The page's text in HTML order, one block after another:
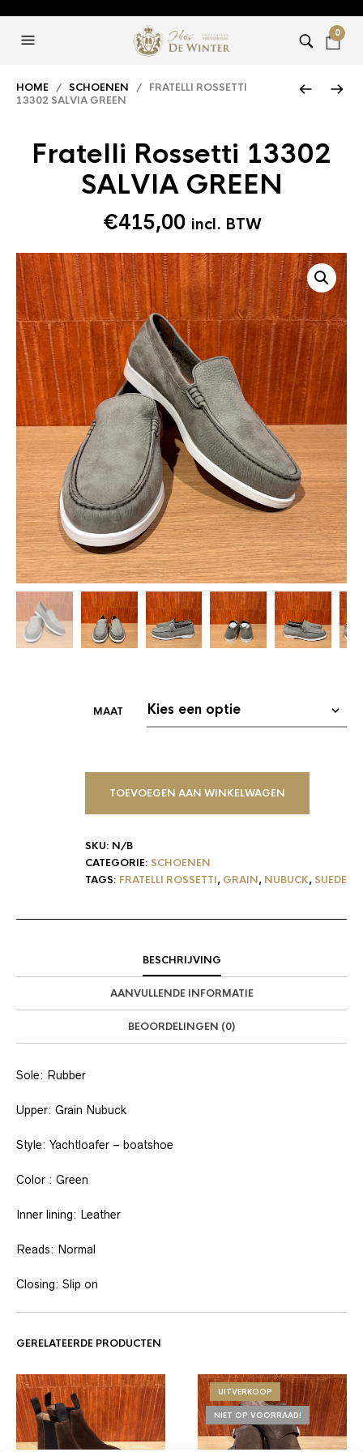
0
HOME / SCHOENEN / FRATELLI ROSSETTI
13302 SALVIA GREEN
Fratelli Rossetti 13302
SALVIA GREEN
€415,00 incl. BTW
TOEVOEGEN AAN WINKELWAGEN
SKU: N/B
CATEGORIE: SCHOENEN
TAGS: FRATELLI ROSSETTI, GRAIN, NUBUCK, SUEDE
BESCHRIJVING
AANVULLENDE INFORMATIE
BEOORDELINGEN (0)
Sole: Rubber
Upper: Grain Nubuck
Style: Yachtloafer – boatshoe
Color : Green
Inner lining: Leather
Reads: Normal
Closing: Slip on
GERELATEERDE PRODUCTEN
UITVERKOOP
NIET OP VOORRAAD!